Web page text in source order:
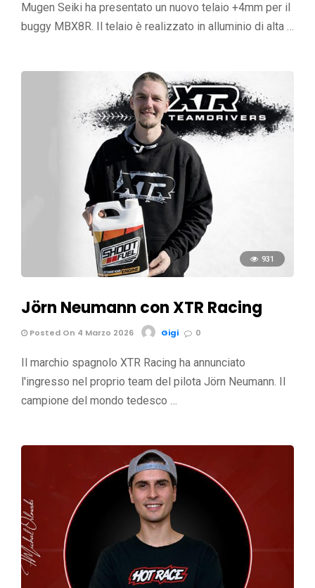
Mugen Seiki ha presentato un nuovo telaio +4mm per il
buggy MBX8R. Il telaio è realizzato in alluminio di alta …
931
Jörn Neumann con XTR Racing
Posted On 4 Marzo 2026 Gigi 0
Il marchio spagnolo XTR Racing ha annunciato
l'ingresso nel proprio team del pilota Jörn Neumann. Il
campione del mondo tedesco …